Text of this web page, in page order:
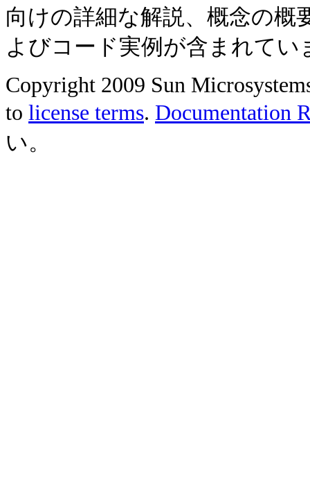
向けの詳細な解説、概念の概
よびコード実例が含まれてい
Copyright 2009 Sun
to license terms. Documentation
い。